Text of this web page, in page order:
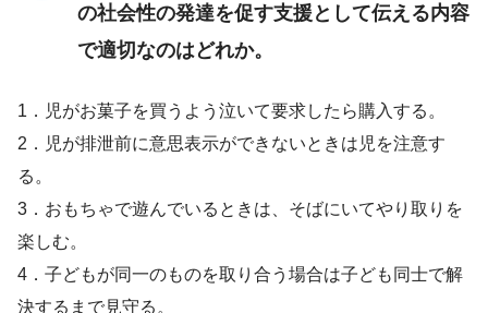
の社会性の発達を促す支援として伝える内容
で適切なのはどれか。
1．児がお菓子を買うよう泣いて要求したら購入する。
2．児が排泄前に意思表示ができないときは児を注意す
る。
3．おもちゃで遊んでいるときは、そばにいてやり取りを
楽しむ。
4．子どもが同一のものを取り合う場合は子ども同士で解
決するまで見守る。